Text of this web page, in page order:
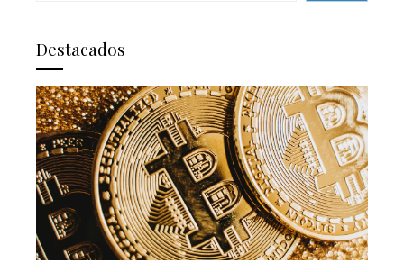
Destacados